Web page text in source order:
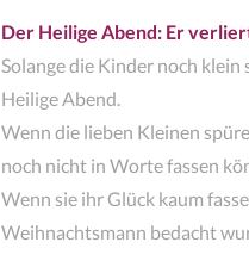
Der Heilige Abend: Er
Solange die Kinder noch
Heilige Abend.
Wenn die lieben Kleinen
noch nicht in Worte fassen
Wenn sie ihr Glück kaum
Weihnachtsmann bedacht